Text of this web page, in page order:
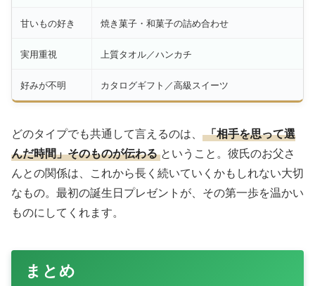
甘いもの好き 焼き菓子・和菓子の詰め合わせ
実用重視 上質タオル／ハンカチ
好みが不明 カタログギフト／高級スイーツ
どのタイプでも共通して言えるのは、
「相手を思って選
んだ時間」そのものが伝わる ということ。彼氏のお父さ
んとの関係は、これから長く続いていくかもしれない大切
なもの。最初の誕生日プレゼントが、その第一歩を温かい
ものにしてくれます。
まとめ